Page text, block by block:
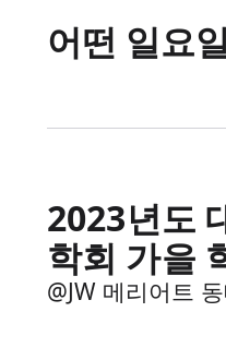
원
Clinical Research
Medical Article
BM Story
Drug Safety Alerts
어떤 일요
2023년도
학회 가을
@JW 메리어트